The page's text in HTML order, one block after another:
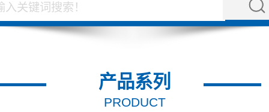
产品系列
PRODUCT